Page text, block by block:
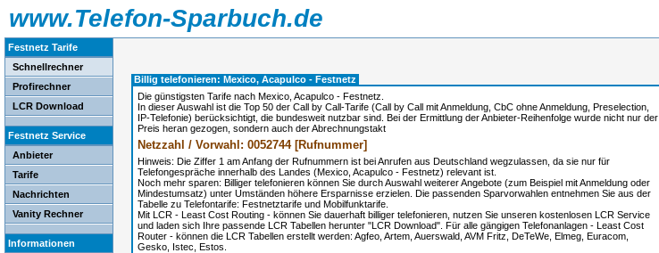
www.Telefon-Sparbuch.de
Festnetz Tarife
Schnellrechner
Profirechner
LCR Download
Festnetz Service
Anbieter
Tarife
Nachrichten
Vanity Rechner
Informationen
Billig telefonieren: Mexico, Acapulco - Festnetz
Die günstigsten Tarife nach Mexico, Acapulco - Festnetz.
In dieser Auswahl ist die Top 50 der Call by Call-Tarife (Call by Call mit Anmeldung, CbC ohne Anmeldung, Preselection,
IP-Telefonie) berücksichtigt, die bundesweit nutzbar sind. Bei der Ermittlung der Anbieter-Reihenfolge wurde nicht nur der
Preis heran gezogen, sondern auch der Abrechnungstakt
Netzzahl / Vorwahl: 0052744 [Rufnummer]
Hinweis: Die Ziffer 1 am Anfang der Rufnummern ist bei Anrufen aus Deutschland wegzulassen, da sie nur für
Telefongespräche innerhalb des Landes (Mexico, Acapulco - Festnetz) relevant ist.
Noch mehr sparen: Billiger telefonieren können Sie durch Auswahl weiterer Angebote (zum Beispiel mit Anmeldung oder
Mindestumsatz) unter Umständen höhere Ersparnisse erzielen. Die passenden Sparvorwahlen entnehmen Sie aus der
Tabelle zu Telefontarife: Festnetztarife und Mobilfunktarife.
Mit LCR - Least Cost Routing - können Sie dauerhaft billiger telefonieren, nutzen Sie unseren kostenlosen LCR Service
und laden sich Ihre passende LCR Tabellen herunter "LCR Download". Für alle gängigen Telefonanlagen - Least Cost
Router - können die LCR Tabellen erstellt werden: Agfeo, Artem, Auerswald, AVM Fritz, DeTeWe, Elmeg, Euracom,
Gesko, Istec, Estos.